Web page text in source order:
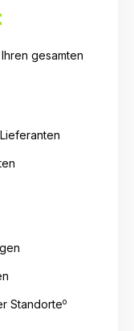
gesamten
Standorteo